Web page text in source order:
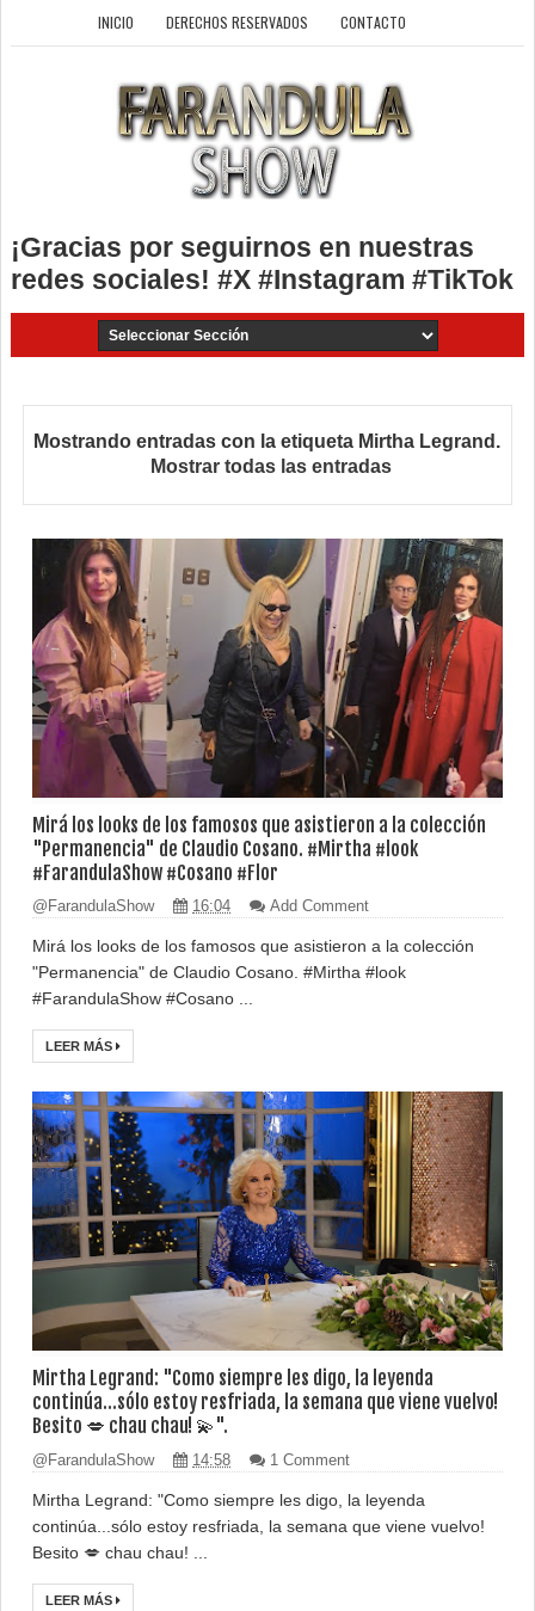
INICIO DERECHOS RESERVADOS CONTACTO
¡Gracias por seguirnos en nuestras
redes sociales! #X #Instagram #TikTok
Mostrando entradas con la etiqueta Mirtha Legrand .
Mostrar todas las entradas
Mirá los looks de los famosos que asistieron a la colección
"Permanencia" de Claudio Cosano. #Mirtha #look
#FarandulaShow #Cosano #Flor
@FarandulaShow 16:04 Add Comment
Mirá los looks de los famosos que asistieron a la colección
"Permanencia" de Claudio Cosano. #Mirtha #look
#FarandulaShow #Cosano ...
LEER MÁS
Mirtha Legrand: "Como siempre les digo, la leyenda
continúa...sólo estoy resfriada, la semana que viene vuelvo!
Besito 💋 chau chau! 💫".
@FarandulaShow 14:58 1 Comment
Mirtha Legrand: "Como siempre les digo, la leyenda
continúa...sólo estoy resfriada, la semana que viene vuelvo!
Besito 💋 chau chau! ...
LEER MÁS